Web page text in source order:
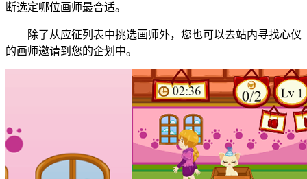
断选定哪位画师最合适。
除了从应征列表中挑选画师外，您也可以去站内寻找心仪
的画师邀请到您的企划中。